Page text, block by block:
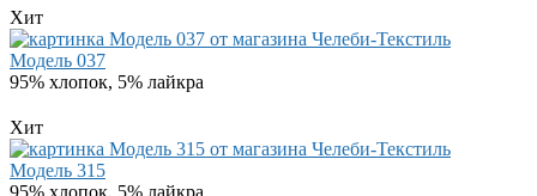
Хит
Модель 037
95% хлопок, 5% лайкра
Хит
Модель 315
95% хлопок, 5% лайкра